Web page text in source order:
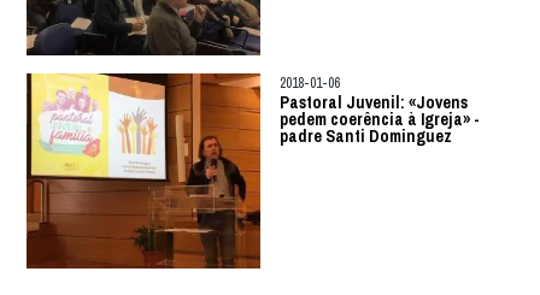
2018-01-06
Pastoral Juvenil: «Jovens
pedem coerência à Igreja» -
padre Santi Dominguez